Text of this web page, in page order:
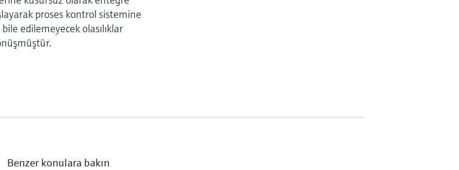
proses kontrol sistemine
edilemeyecek olasılıklar
Benzer konulara bakın